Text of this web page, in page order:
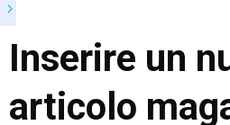
Inserire un
articolo